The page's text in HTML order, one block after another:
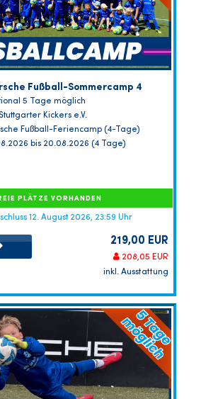
Fußball-Sommercamp 4
5 Tage möglich
Kickers e.V.
Fußball-Feriencamp (4-Tage)
bis 20.08.2026 (4 Tage)
PLÄTZE VORHANDEN
12. August 2026, 23:59 Uhr
219,00 EUR
208,05 EUR
inkl. Ausstattung